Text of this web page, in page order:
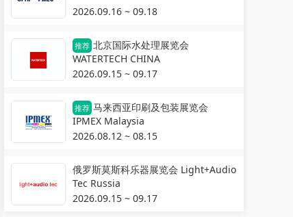
2026.09.16 ~ 09.18
推荐 北京国际水处理展览会
WATERTECH CHINA
2026.09.15 ~ 09.17
推荐 马来西亚印刷及包装展览会
IPMEX Malaysia
2026.08.12 ~ 08.15
俄罗斯莫斯科乐器展览会 Light+Audio
Tec Russia
2026.09.15 ~ 09.17